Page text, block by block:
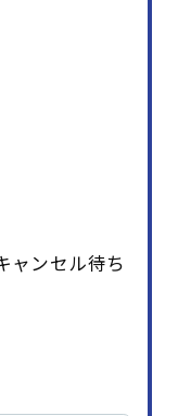
ャンセル待ち